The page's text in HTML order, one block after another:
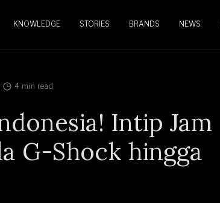
KNOWLEDGE STORIES BRANDS NEWS
4 min read
Intip Jam
G-Shock hingga